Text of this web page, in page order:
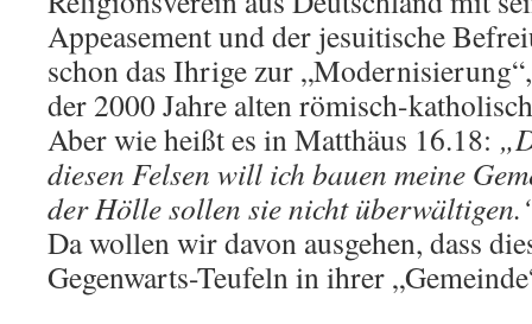
Appeasement und der jesuitische
schon das Ihrige zur
der 2000 Jahre alten römisch-
Aber wie heißt es in Matthäus 16.18:
diesen Felsen will ich bauen meine
der Hölle sollen sie nicht
Da wollen wir davon ausgehen, dass
Gegenwarts-Teufeln in ihrer